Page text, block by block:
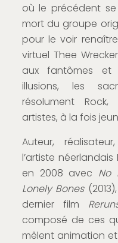
où le précédent
mort du groupe
pour le voir
virtuel Thee
aux fantômes et
illusions, les
résolument
artistes, à la fois
Auteur,
l’artiste
en 2008 avec No
Lonely Bones(2013),
dernier film
composé de ces
mêlent animation et